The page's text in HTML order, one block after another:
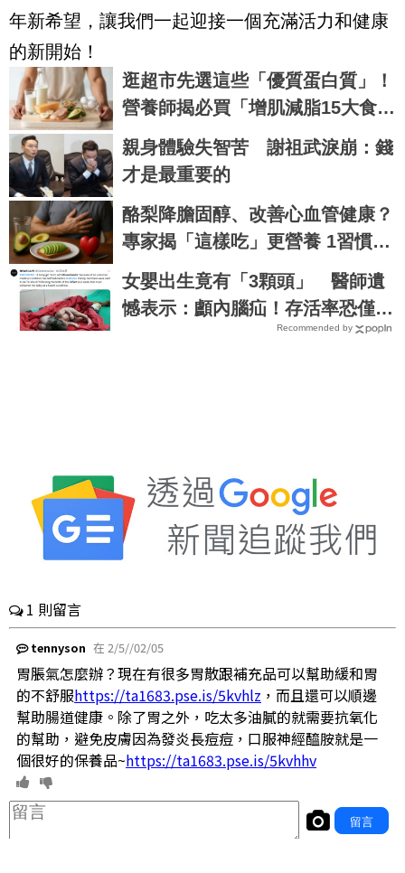
年新希望，讓我們一起迎接一個充滿活力和健康
的新開始！
逛超市先選這些「優質蛋白質」！
營養師揭必買「增肌減脂15大食
材」
親身體驗失智苦 謝祖武淚崩：錢
才是最重要的
酪梨降膽固醇、改善心血管健康？
專家揭「這樣吃」更營養 1習慣小
心反效果
女嬰出生竟有「3顆頭」 醫師遺
憾表示：顱內腦疝！存活率恐僅有
Recommended by